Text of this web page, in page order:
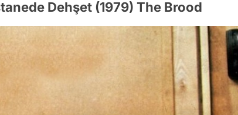
Dehşet (1979) The Brood